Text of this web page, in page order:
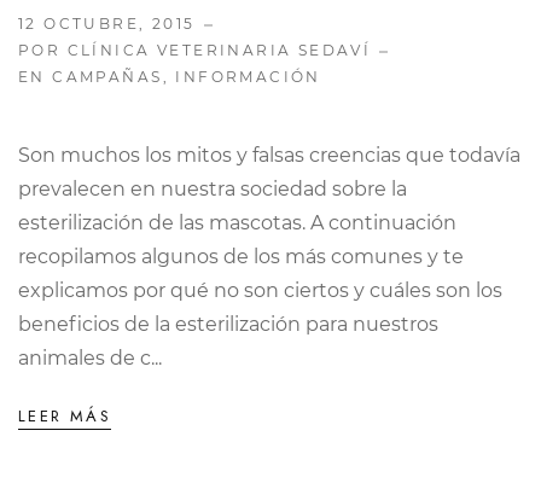
12 OCTUBRE, 2015
POR CLÍNICA VETERINARIA SEDAVÍ
ENCAMPAÑAS , INFORMACIÓN
Son muchos los mitos y falsas creencias que todavía
prevalecen en nuestra sociedad sobre la
esterilización de las mascotas. A continuación
recopilamos algunos de los más comunes y te
explicamos por qué no son ciertos y cuáles son los
beneficios de la esterilización para nuestros
animales de c...
LEER MÁS